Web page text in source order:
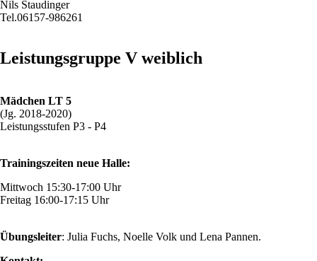
Nils Staudinger
Tel.06157-986261
Leistungsgruppe V weiblich
Mädchen LT 5
(Jg. 2018-2020)
Leistungsstufen P3 - P4
Trainingszeiten neue Halle:
Mittwoch 15:30-17:00 Uhr
Freitag 16:00-17:15 Uhr
Übungsleiter: Julia Fuchs, Noelle Volk und Lena Pannen.